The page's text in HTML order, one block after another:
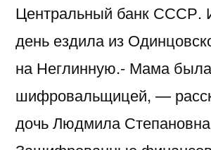
Центральный банк СССР.
день ездила из
на Неглинную.- Мама была
шифровальщицей, —
дочь Людмила